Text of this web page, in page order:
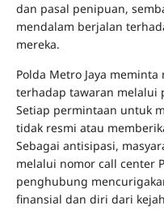
dan pasal penipuan,
mendalam berjalan
mereka.
Polda Metro Jaya
terhadap tawaran melalui
Setiap permintaan untuk
tidak resmi atau
Sebagai antisipasi,
melalui nomor call center
penghubung
finansial dan diri dari